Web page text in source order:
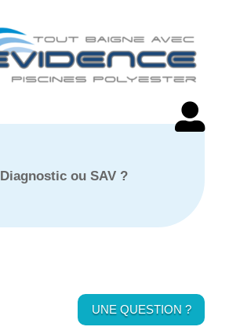
Diagnostic ou SAV ?
UNE QUESTION ?
